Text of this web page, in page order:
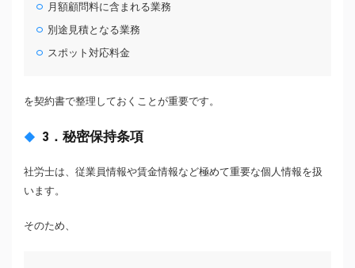
月額顧問料に含まれる業務
別途見積となる業務
スポット対応料金
を契約書で整理しておくことが重要です。
3．秘密保持条項
社労士は、従業員情報や賃金情報など極めて重要な個人情報を扱
います。
そのため、